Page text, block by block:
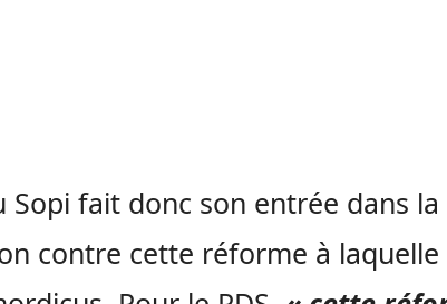
Sopi fait donc son entrée dans
contre cette réforme à